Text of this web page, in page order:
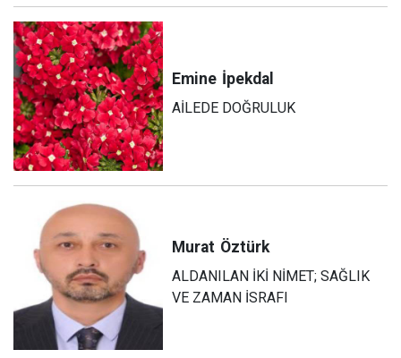
Emine İpekdal
AİLEDE DOĞRULUK
Murat Öztürk
ALDANILAN İKİ NİMET; SAĞLIK
VE ZAMAN İSRAFI